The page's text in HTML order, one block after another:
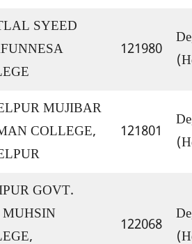
SYEED
121980
MUJIBAR
COLLEGE,
121801
GOVT.
122068